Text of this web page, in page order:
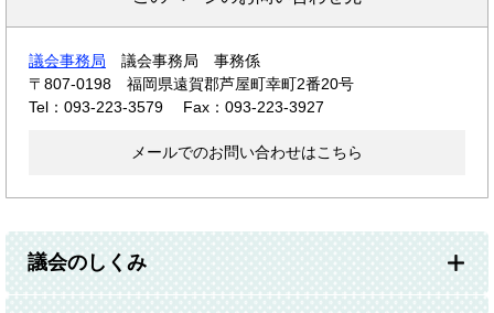
議会事務局
議会事務局 事務係
〒807-0198
福岡県遠賀郡芦屋町幸町2番20号
Tel：093-223-3579
Fax：093-223-3927
メールでのお問い合わせはこちら
議会のしくみ